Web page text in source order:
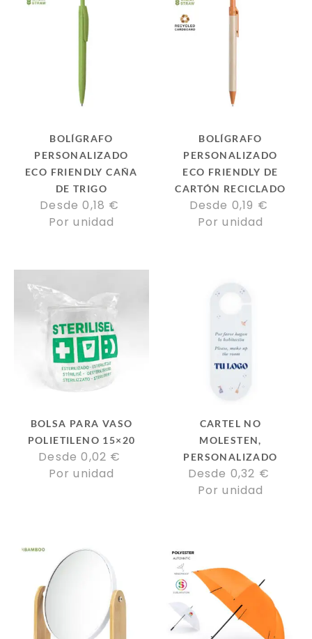
BOLÍGRAFO
PERSONALIZADO
ECO FRIENDLY CAÑA
DE TRIGO
Desde 0,18 €
Por unidad
BOLÍGRAFO
PERSONALIZADO
ECO FRIENDLY DE
CARTÓN RECICLADO
Desde 0,19 €
Por unidad
BOLSA PARA VASO
POLIETILENO 15×20
Desde 0,02 €
Por unidad
CARTEL NO
MOLESTEN,
PERSONALIZADO
Desde 0,32 €
Por unidad